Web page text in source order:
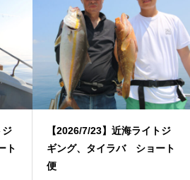
ジ
ト
【2026/7/23】近海ライトジ
ギング、タイラバ ショート
便